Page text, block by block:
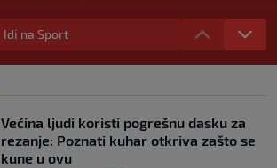
Selidba je jedno od stresnijih iskustava.
Evo aktualnih cijena i nekoliko savjeta
0
automobilom na Hvar iz Zagreba, a
koliko iz Osijeka
2. kol. 14
Idi na Sport
Većina ljudi koristi pogrešnu dasku za
rezanje: Poznati kuhar otkriva zašto se
kune u ovu